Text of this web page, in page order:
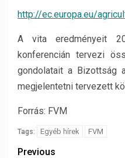
http://ec.europa.eu/
A vita eredményeit
konferencián tervezi
gondolatait a Bizottság
megjelentetni tervezett
Forrás: FVM
Tags: Egyéb hírek FVM
Previous